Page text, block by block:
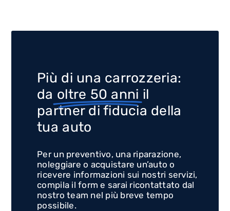
Più di una carrozzeria:
da oltre 50 anni il
partner di fiducia della
tua auto
Per un preventivo, una riparazione,
noleggiare o acquistare un’auto o
ricevere informazioni sui nostri servizi,
compila il form e sarai ricontattato dal
nostro team nel più breve tempo
possibile.